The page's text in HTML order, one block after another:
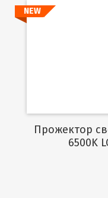
NEW
Прожектор светодиодный PFL-S8 150w
6500K